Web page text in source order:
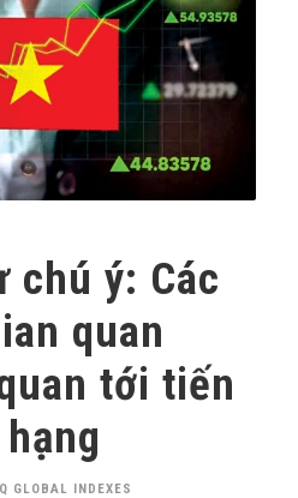
chú ý: Các
quan
tới tiến
GLOBAL INDEXES